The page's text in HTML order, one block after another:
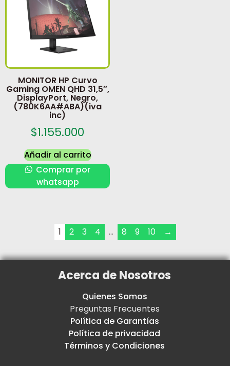
MONITOR HP Curvo
Gaming OMEN QHD 31,5″,
DisplayPort, Negro,
(780K6AA#ABA)(iva
inc)
$1.155.000
Añadir al carrito
Comprar por
whatsapp
1 2 3 4 … 8 9 10 →
Acerca de Nosotros
Quienes Somos
Preguntas Frecuentes
Política de Garantías
Política de privacidad
Términos y Condiciones